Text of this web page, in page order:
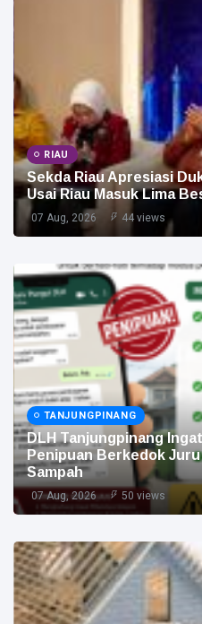
RIAU
Sekda Riau Apresiasi
Usai Riau Masuk Lima
07 Aug, 2026 44 views
TANJUNGPINANG
DLH Tanjungpinang
Penipuan Berkedok
Sampah
07 Aug, 2026 50 views